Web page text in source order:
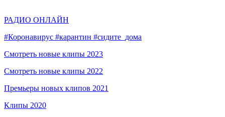
РАДИО ОНЛАЙН
#Коронавирус #карантин #сидите_дома
Смотреть новые клипы 2023
Смотреть новые клипы 2022
Премьеры новых клипов 2021
Клипы 2020